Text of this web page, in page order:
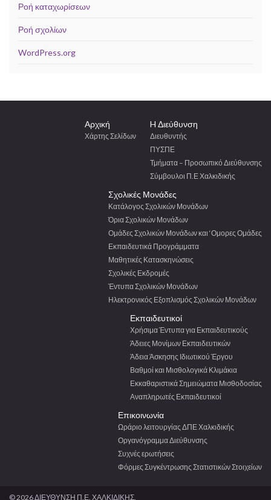
Ροή καταχωρίσεων
Ροή σχολίων
WordPress.org
Αρχική
Χάρτης Σελίδων
H Διεύθυνση
Διευθυντής
ΠΥΣΠΕ
Τμήματα – Προσωπικό Διεύθυνσης
Σύμβουλοι Π.Ε Χαλκιδικής
Σχολικές Μονάδες
Κατάλογος Σχολικών Μονάδων
Όρια Σχολικών Μονάδων
Ομάδες Σχολικών Μονάδων και ‘Ομορες Ομάδες
Εκπαιδευτικά Προγράμματα
Μαθητικές Κατασκηνώσεις
Σχολικές Εκδρομές
Έντυπα Σχολικών Μονάδων
Ηλεκτρονικός Εξοπλισμός Σχολικών Μονάδων
Εκπαιδευτικοί
Χρήσιμα Έντυπα για Εκπαιδευτικούς
Άδειες Μονίμων Εκπαιδευτικών
Άδεια Άσκησης Ιδιωτικού Έργου
Βαθμοί και Μισθολογικά Κλιμάκια
Εκκαθαριστικά Σημειώματα Μισθοδοσίας
Αναπληρωτές Εκπαιδευτικοί
Επικοινωνία
Ωράριο λειτουργίας ΔΠΕ Χαλκιδικής
Οργανόγραμμα Διεύθυνσης
Συχνές ερωτήσεις
Φόρμες Συγκέντρωσης Στατιστικών Στοιχείων
© 2026 ΔΙΕΥΘΥΝΣΗ Π.Ε. ΧΑΛΚΙΔΙΚΗΣ.